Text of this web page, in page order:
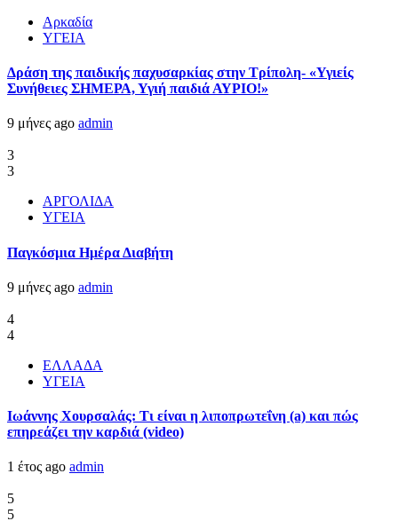
Αρκαδία
ΥΓΕΙΑ
Δράση της παιδικής παχυσαρκίας στην Τρίπολη- «Υγιείς
Συνήθειες ΣΗΜΕΡΑ, Υγιή παιδιά ΑΥΡΙΟ!»
9 μήνες ago admin
3
3
ΑΡΓΟΛΙΔΑ
ΥΓΕΙΑ
Παγκόσμια Ημέρα Διαβήτη
9 μήνες ago admin
4
4
ΕΛΛΑΔΑ
ΥΓΕΙΑ
Ιωάννης Χουρσαλάς: Τι είναι η λιποπρωτεΐνη (a) και πώς
επηρεάζει την καρδιά (video)
1 έτος ago admin
5
5